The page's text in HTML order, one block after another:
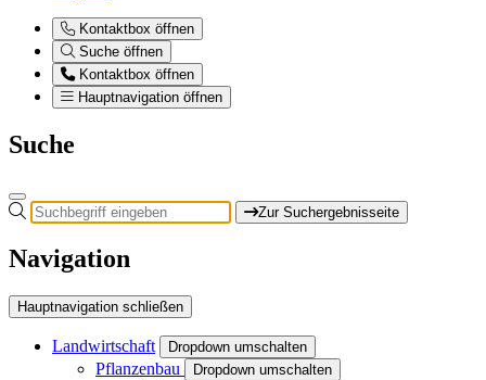
Kontaktbox öffnen
Suche öffnen
Kontaktbox öffnen
Hauptnavigation öffnen
Suche
Zur Suchergebnisseite
Navigation
Hauptnavigation schließen
Landwirtschaft Dropdown umschalten
Pflanzenbau Dropdown umschalten